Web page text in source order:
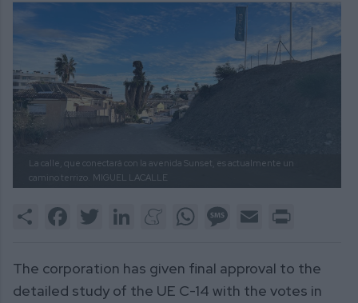
La calle, que conectará con la avenida Sunset, es actualmente un
camino terrizo. MIGUEL LACALLE
Share FacebookTwitter LinkedInMeneameWhatsAppMessage
Email
The corporation has given final approval to the
detailed study of the UE C-14 with the votes in